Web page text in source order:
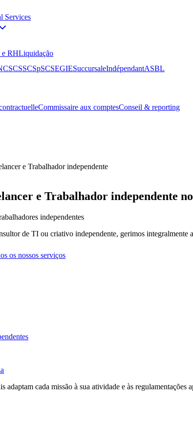
Services
e RHLiquidação
SCSSCSpSCSEGIESuccursaleIndépendantASBL
Commissaire aux comptesConseil & reporting
e Trabalhador independente
e Trabalhador independente
independentes
de TI ou criativo independente, gerimos
os nossos serviços
adaptam cada missão à sua atividade e às regulamentações